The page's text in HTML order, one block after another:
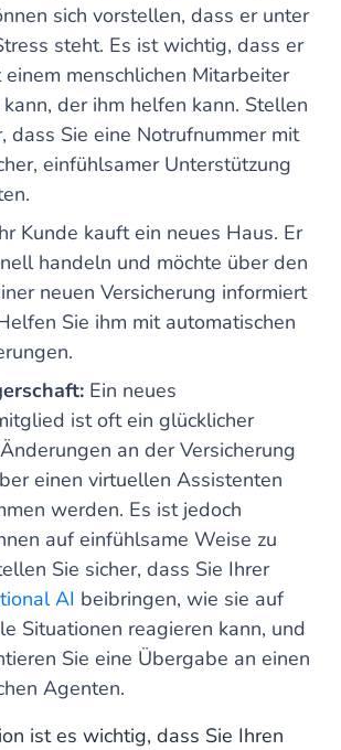
sich vorstellen, dass er unter
steht. Es ist wichtig, dass er
menschlichen Mitarbeiter
der ihm helfen kann. Stellen
dass Sie eine Notrufnummer mit
einfühlsamer Unterstützung
Kunde kauft ein neues Haus. Er
handeln und möchte über den
neuen Versicherung informiert
Sie ihm mit automatischen
Ein neues
ist oft ein glücklicher
an der Versicherung
einen virtuellen Assistenten
werden. Es ist jedoch
auf einfühlsame Weise zu
Sie sicher, dass Sie Ihrer
AI beibringen, wie sie auf
Situationen reagieren kann, und
Sie eine Übergabe an einen
Agenten.
ist es wichtig, dass Sie Ihren